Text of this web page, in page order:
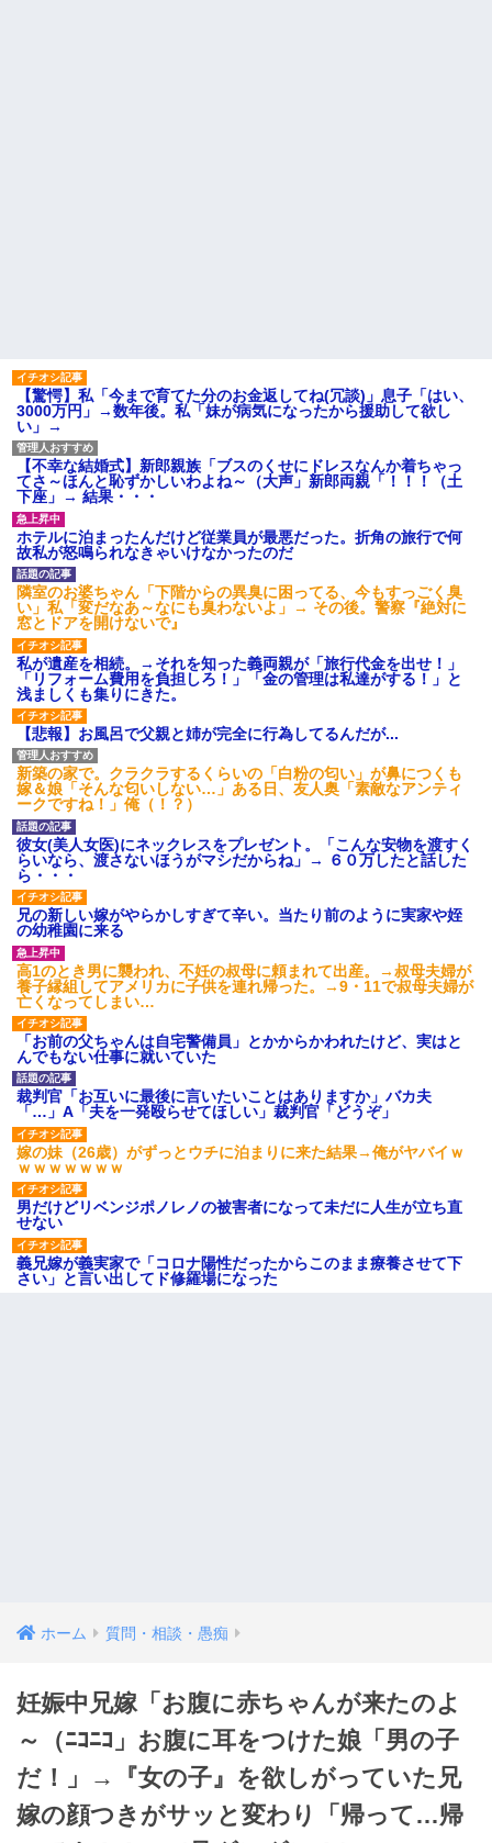
【驚愕】私「今まで育てた分のお金返してね(冗談)」息子「はい、
3000万円」→数年後。私「妹が病気になったから援助して欲し
い」→
【不幸な結婚式】新郎親族「ブスのくせにドレスなんか着ちゃっ
てさ～ほんと恥ずかしいわよね～（大声」新郎両親「！！！（土
下座」→ 結果・・・
ホテルに泊まったんだけど従業員が最悪だった。折角の旅行で何
故私が怒鳴られなきゃいけなかったのだ
隣室のお婆ちゃん「下階からの異臭に困ってる、今もすっごく臭
い」私「変だなあ～なにも臭わないよ」→ その後。警察『絶対に
窓とドアを開けないで』
私が遺産を相続。→それを知った義両親が「旅行代金を出せ！」
「リフォーム費用を負担しろ！」「金の管理は私達がする！」と
浅ましくも集りにきた。
【悲報】お風呂で父親と姉が完全に行為してるんだが...
新築の家で。クラクラするくらいの「白粉の匂い」が鼻につくも
嫁＆娘「そんな匂いしない…」ある日、友人奥「素敵なアンティ
ークですね！」俺（！？）
彼女(美人女医)にネックレスをプレゼント。「こんな安物を渡すく
らいなら、渡さないほうがマシだからね」→ ６０万したと話した
ら・・・
兄の新しい嫁がやらかしすぎて辛い。当たり前のように実家や姪
の幼稚園に来る
高1のとき男に襲われ、不妊の叔母に頼まれて出産。→叔母夫婦が
養子縁組してアメリカに子供を連れ帰った。→9・11で叔母夫婦が
亡くなってしまい…
「お前の父ちゃんは自宅警備員」とかからかわれたけど、実はと
んでもない仕事に就いていた
裁判官「お互いに最後に言いたいことはありますか」バカ夫
「…」A「夫を一発殴らせてほしい」裁判官「どうぞ」
嫁の妹（26歳）がずっとウチに泊まりに来た結果→俺がヤバイｗ
ｗｗｗｗｗｗｗ
男だけどリベンジポノレノの被害者になって未だに人生が立ち直
せない
義兄嫁が義実家で「コロナ陽性だったからこのまま療養させて下
さい」と言い出してド修羅場になった
ホーム 質問・相談・愚痴
妊娠中兄嫁「お腹に赤ちゃんが来たのよ
～（ﾆｺﾆｺ」お腹に耳をつけた娘「男の子
だ！」→『女の子』を欲しがっていた兄
嫁の顔つきがサッと変わり「帰って…帰